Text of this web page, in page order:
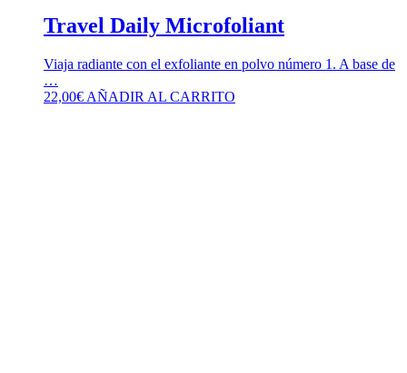
Travel Daily Microfoliant
Viaja radiante con el exfoliante en polvo número 1. A base de
…
22,00€ AÑADIR AL CARRITO